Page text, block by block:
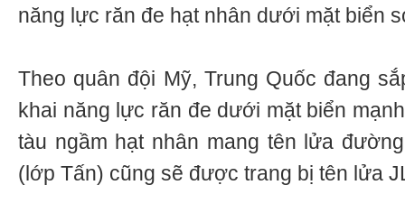
năng lực răn đe hạt nhân dưới mặt biển
Theo quân đội Mỹ, Trung Quốc đang
khai năng lực răn đe dưới mặt biển
tàu ngầm hạt nhân mang tên lửa
(lớp Tấn) cũng sẽ được trang bị tên lửa